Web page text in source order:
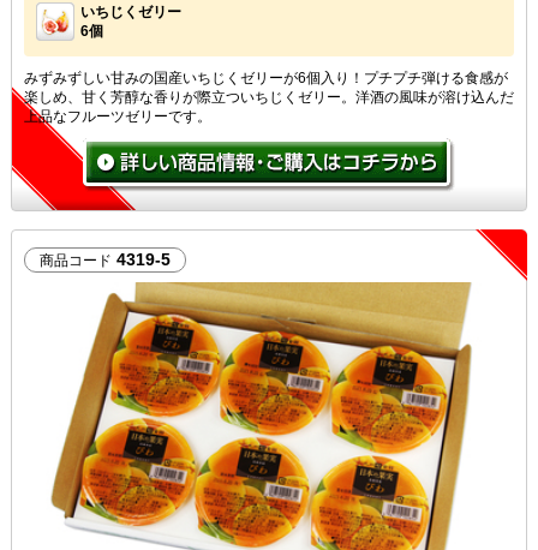
いちじくゼリー
6個
みずみずしい甘みの国産いちじくゼリーが6個入り！プチプチ弾ける食感が
楽しめ、甘く芳醇な香りが際立ついちじくゼリー。洋酒の風味が溶け込んだ
上品なフルーツゼリーです。
商品コード 4319-5